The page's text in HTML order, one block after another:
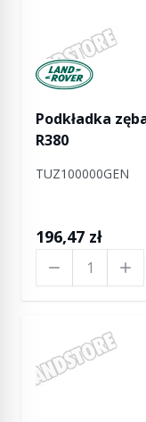
Manufactured
Podkładka
R380
TUZ100000GEN
196,47 zł